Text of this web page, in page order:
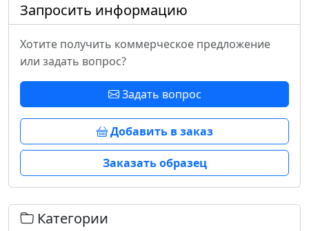
Запросить информацию
Хотите получить коммерческое предложение
или задать вопрос?
Задать вопрос
Добавить в заказ
Заказать образец
Категории